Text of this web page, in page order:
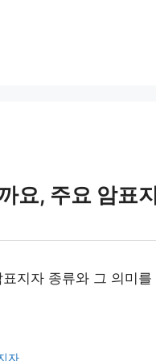
요, 주요 암표
지자 종류와 그 의미
자